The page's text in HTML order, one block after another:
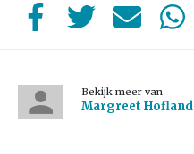
Bekijk meer van
Margreet Hofland